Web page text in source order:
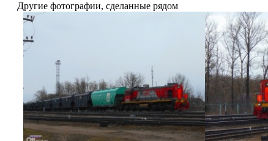
Другие фотографии, сделанные рядом